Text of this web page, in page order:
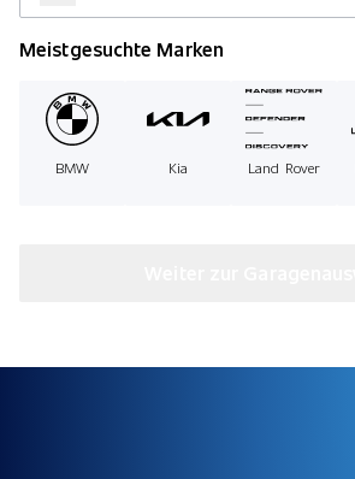
Meistgesuchte Marken
BMW Kia Land Rover